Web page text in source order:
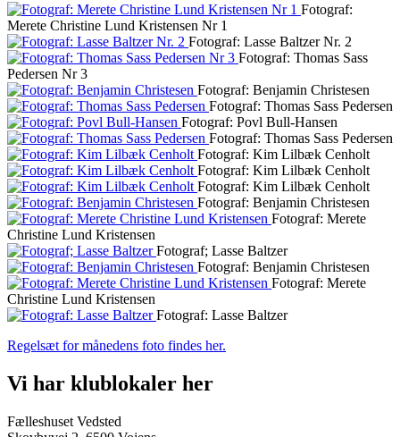
Fotograf:
Merete Christine Lund Kristensen Nr 1
Fotograf: Lasse Baltzer Nr. 2
Fotograf: Thomas Sass
Pedersen Nr 3
Fotograf: Benjamin Christesen
Fotograf: Thomas Sass Pedersen
Fotograf: Povl Bull-Hansen
Fotograf: Thomas Sass Pedersen
Fotograf: Kim Lilbæk Cenholt
Fotograf: Kim Lilbæk Cenholt
Fotograf: Kim Lilbæk Cenholt
Fotograf: Benjamin Christesen
Fotograf: Merete
Christine Lund Kristensen
Fotograf; Lasse Baltzer
Fotograf: Benjamin Christesen
Fotograf: Merete
Christine Lund Kristensen
Fotograf: Lasse Baltzer
Regelsæt for månedens foto findes her.
Vi har klublokaler her
Fælleshuset Vedsted